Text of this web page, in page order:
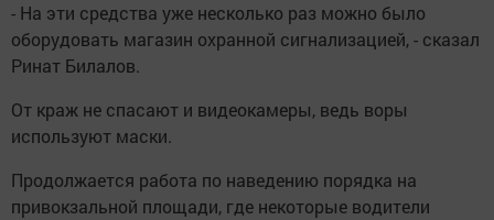
- На эти средства уже несколько раз можно было
оборудовать магазин охранной сигнализацией, - сказал
Ринат Билалов.
От краж не спасают и видеокамеры, ведь воры
используют маски.
Продолжается работа по наведению порядка на
привокзальной площади, где некоторые водители